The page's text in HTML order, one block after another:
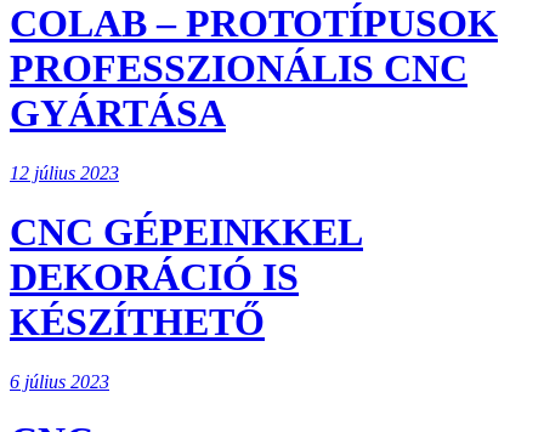
COLAB – PROTOTÍPUSOK
PROFESSZIONÁLIS CNC
GYÁRTÁSA
12 július 2023
CNC GÉPEINKKEL
DEKORÁCIÓ IS
KÉSZÍTHETŐ
6 július 2023